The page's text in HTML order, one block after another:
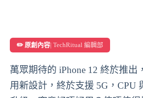
✏️ 原創內容| TechRitual 編輯部
萬眾期待的 iPhone 12 終於推出
用新設計，終於支援 5G，CPU